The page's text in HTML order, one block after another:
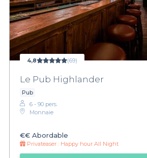
4,8 (69)
Le Pub Highlander
Pub
6 - 90 pers.
Monnaie
€€ Abordable
Privateaser : Happy hour All Night